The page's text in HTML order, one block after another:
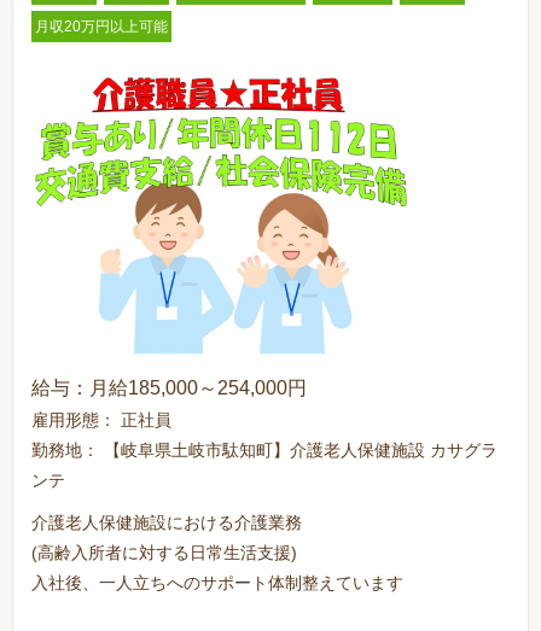
月収20万円以上可能
給与：月給185,000～254,000円
雇用形態： 正社員
勤務地： 【岐阜県土岐市駄知町】介護老人保健施設 カサグラ
ンテ
介護老人保健施設における介護業務
(高齢入所者に対する日常生活支援)
入社後、一人立ちへのサポート体制整えています